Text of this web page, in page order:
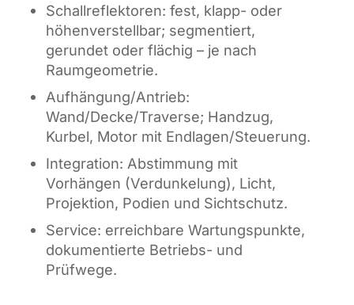
Schallreflektoren: fest, klapp- oder
höhenverstellbar; segmentiert,
gerundet oder flächig – je nach
Raumgeometrie.
Aufhängung/Antrieb:
Wand/Decke/Traverse; Handzug,
Kurbel, Motor mit Endlagen/Steuerung.
Integration: Abstimmung mit
Vorhängen (Verdunkelung), Licht,
Projektion, Podien und Sichtschutz.
Service: erreichbare Wartungspunkte,
dokumentierte Betriebs- und
Prüfwege.